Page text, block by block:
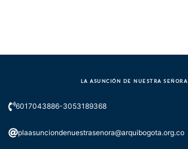
LA ASUNCIÓN DE NUESTRA SEÑORA
6017043886-3053189368
plaasunciondenuestrasenora@arquibogota.org.co